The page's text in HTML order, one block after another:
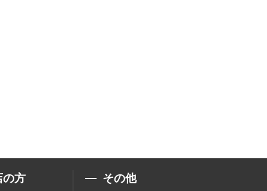
の方 その他